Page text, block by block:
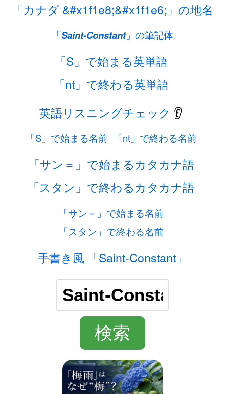
「カナダ &#x1f1e8;&#x1f1e6;」の地名
「Saint-Constant」の筆記体
「S」で始まる英単語
「nt」で終わる英単語
英語リスニングチェック 👂
「S」で始まる名前 「nt」で終わる名前
「サン＝」で始まるカタカナ語
「スタン」で終わるカタカナ語
「サン＝」で始まる名前
「スタン」で終わる名前
手書き風 「Saint-Constant」